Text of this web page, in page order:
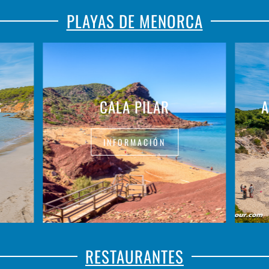
PLAYAS DE MENORCA
CALA PILAR
INFORMACIÓN
RESTAURANTES